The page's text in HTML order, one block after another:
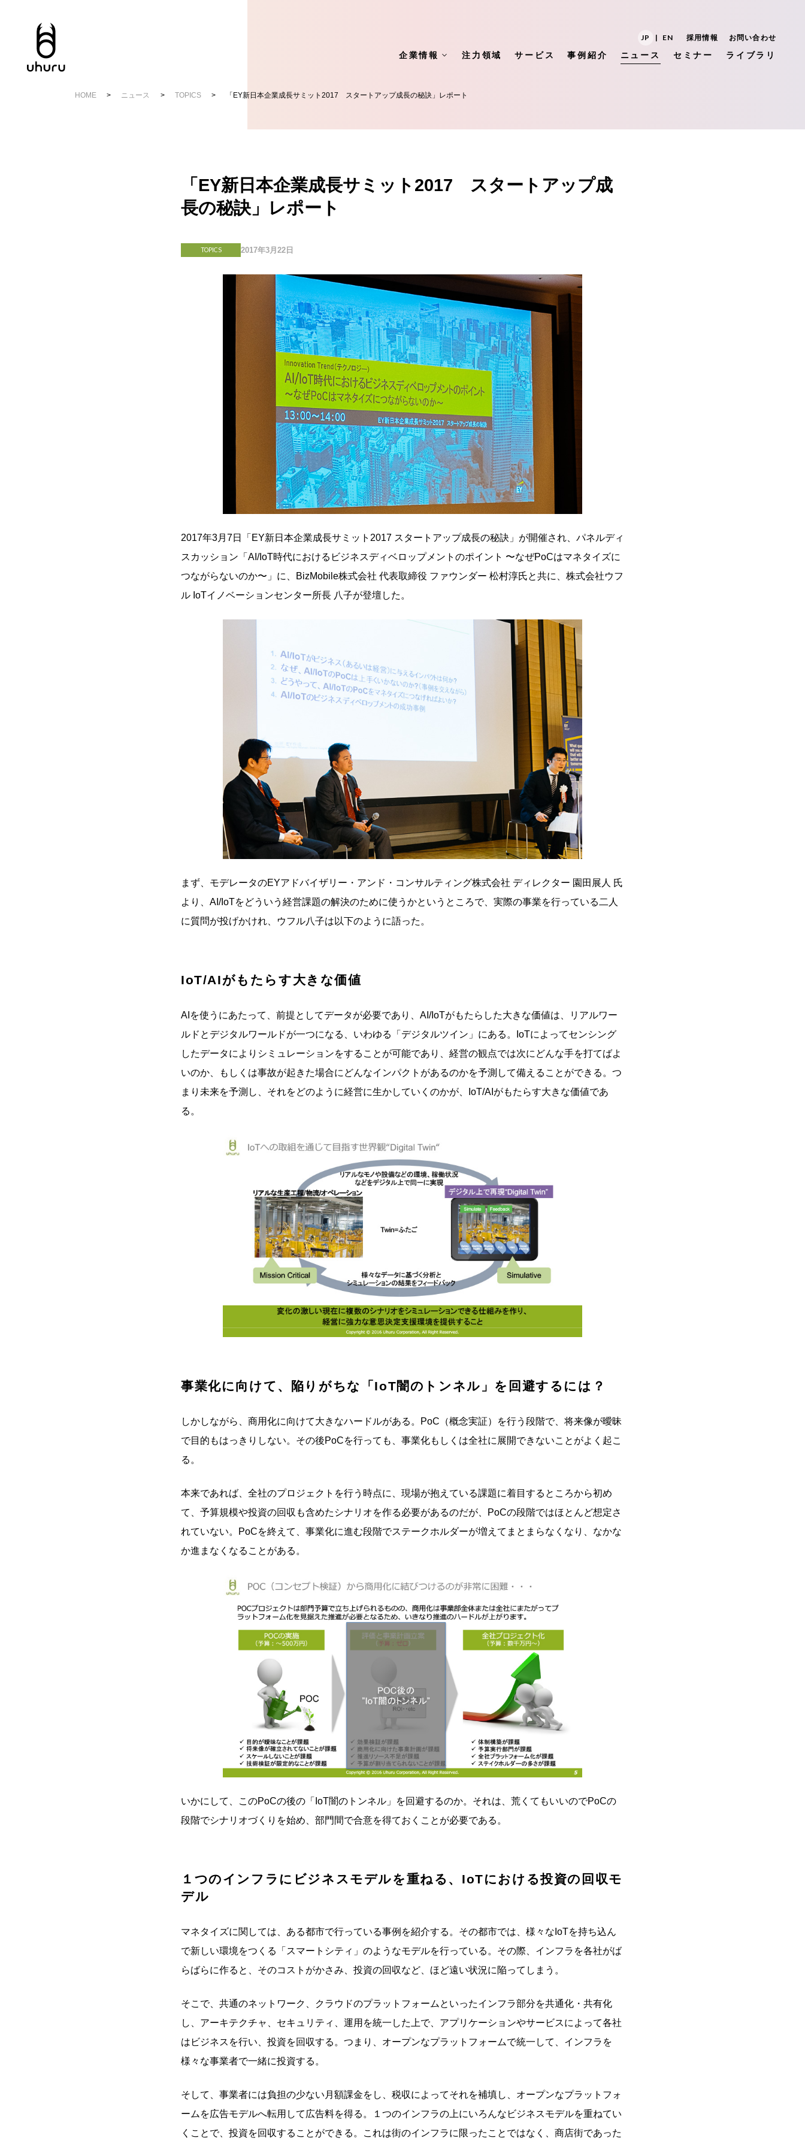
JP | EN 採用情報 お問い合わせ
企業情報 注力領域 サービス 事例紹介 ニュース セミナー ライブラリ
HOME ニュース TOPICS 「EY新日本企業成長サミット2017 スタートアップ成長の秘訣」レポート
「EY新日本企業成長サミット2017 スタートアップ成
長の秘訣」レポート
TOPICS 2017年3月22日
2017年3月7日「EY新日本企業成長サミット2017 スタートアップ成長の秘訣」が開催され、パネルディ
スカッション「AI/IoT時代におけるビジネスディベロップメントのポイント 〜なぜPoCはマネタイズに
つながらないのか〜」に、BizMobile株式会社 代表取締役 ファウンダー 松村淳氏と共に、株式会社ウフ
ル IoTイノベーションセンター所長 八子が登壇した。
まず、モデレータのEYアドバイザリー・アンド・コンサルティング株式会社 ディレクター 園田展人 氏
より、AI/IoTをどういう経営課題の解決のために使うかというところで、実際の事業を行っている二人
に質問が投げかけれ、ウフル八子は以下のように語った。
IoT/AIがもたらす大きな価値
AIを使うにあたって、前提としてデータが必要であり、AI/IoTがもたらした大きな価値は、リアルワー
ルドとデジタルワールドが一つになる、いわゆる「デジタルツイン」にある。IoTによってセンシング
したデータによりシミュレーションをすることが可能であり、経営の観点では次にどんな手を打てばよ
いのか、もしくは事故が起きた場合にどんなインパクトがあるのかを予測して備えることができる。つ
まり未来を予測し、それをどのように経営に生かしていくのかが、IoT/AIがもたらす大きな価値であ
る。
事業化に向けて、陥りがちな「IoT闇のトンネル」を回避するには？
しかしながら、商用化に向けて大きなハードルがある。PoC（概念実証）を行う段階で、将来像が曖昧
で目的もはっきりしない。その後PoCを行っても、事業化もしくは全社に展開できないことがよく起こ
る。
本来であれば、全社のプロジェクトを行う時点に、現場が抱えている課題に着目するところから初め
て、予算規模や投資の回収も含めたシナリオを作る必要があるのだが、PoCの段階ではほとんど想定さ
れていない。PoCを終えて、事業化に進む段階でステークホルダーが増えてまとまらなくなり、なかな
か進まなくなることがある。
いかにして、このPoCの後の「IoT闇のトンネル」を回避するのか。それは、荒くてもいいのでPoCの
段階でシナリオづくりを始め、部門間で合意を得ておくことが必要である。
１つのインフラにビジネスモデルを重ねる、IoTにおける投資の回収モ
デル
マネタイズに関しては、ある都市で行っている事例を紹介する。その都市では、様々なIoTを持ち込ん
で新しい環境をつくる「スマートシティ」のようなモデルを行っている。その際、インフラを各社がば
らばらに作ると、そのコストがかさみ、投資の回収など、ほど遠い状況に陥ってしまう。
そこで、共通のネットワーク、クラウドのプラットフォームといったインフラ部分を共通化・共有化
し、アーキテクチャ、セキュリティ、運用を統一した上で、アプリケーションやサービスによって各社
はビジネスを行い、投資を回収する。つまり、オープンなプラットフォームで統一して、インフラを
様々な事業者で一緒に投資する。
そして、事業者には負担の少ない月額課金をし、税収によってそれを補填し、オープンなプラットフォ
ームを広告モデルへ転用して広告料を得る。１つのインフラの上にいろんなビジネスモデルを重ねてい
くことで、投資を回収することができる。これは街のインフラに限ったことではなく、商店街であった